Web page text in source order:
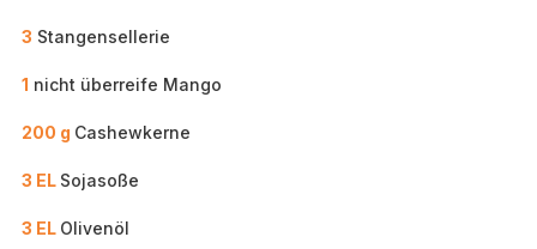
3 Stangensellerie
1 nicht überreife Mango
200 g Cashewkerne
3 EL Sojasoße
3 EL Olivenöl